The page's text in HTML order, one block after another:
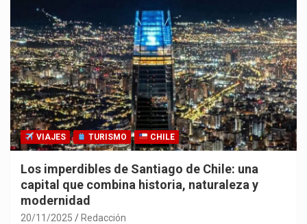
VIAJES TURISMO CHILE
Los imperdibles de Santiago de Chile: una
capital que combina historia, naturaleza y
modernidad
20/11/2025 Redacción